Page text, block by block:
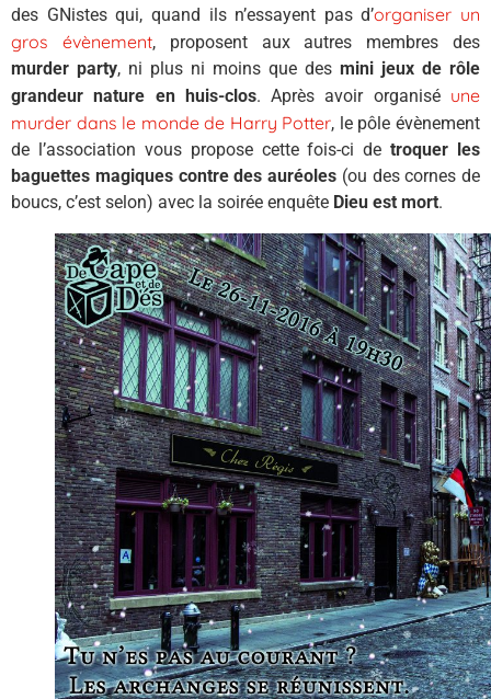
des GNistes qui, quand ils n’essayent pas d’organiser un
gros évènement, proposent aux autres membres des
murder party, ni plus ni moins que des mini jeux de rôle
grandeur nature en huis-clos. Après avoir organisé une
murder dans le monde de Harry Potter, le pôle évènement
de l’association vous propose cette fois-ci de troquer les
baguettes magiques contre des auréoles (ou des cornes de
boucs, c’est selon) avec la soirée enquête Dieu est mort.